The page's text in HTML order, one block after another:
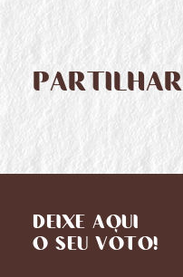
PARTILHAR
DEIXE AQUI
O SEU VOTO!